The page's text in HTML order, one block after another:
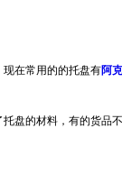
在常用的的托盘有阿
盘的材料，有的货品